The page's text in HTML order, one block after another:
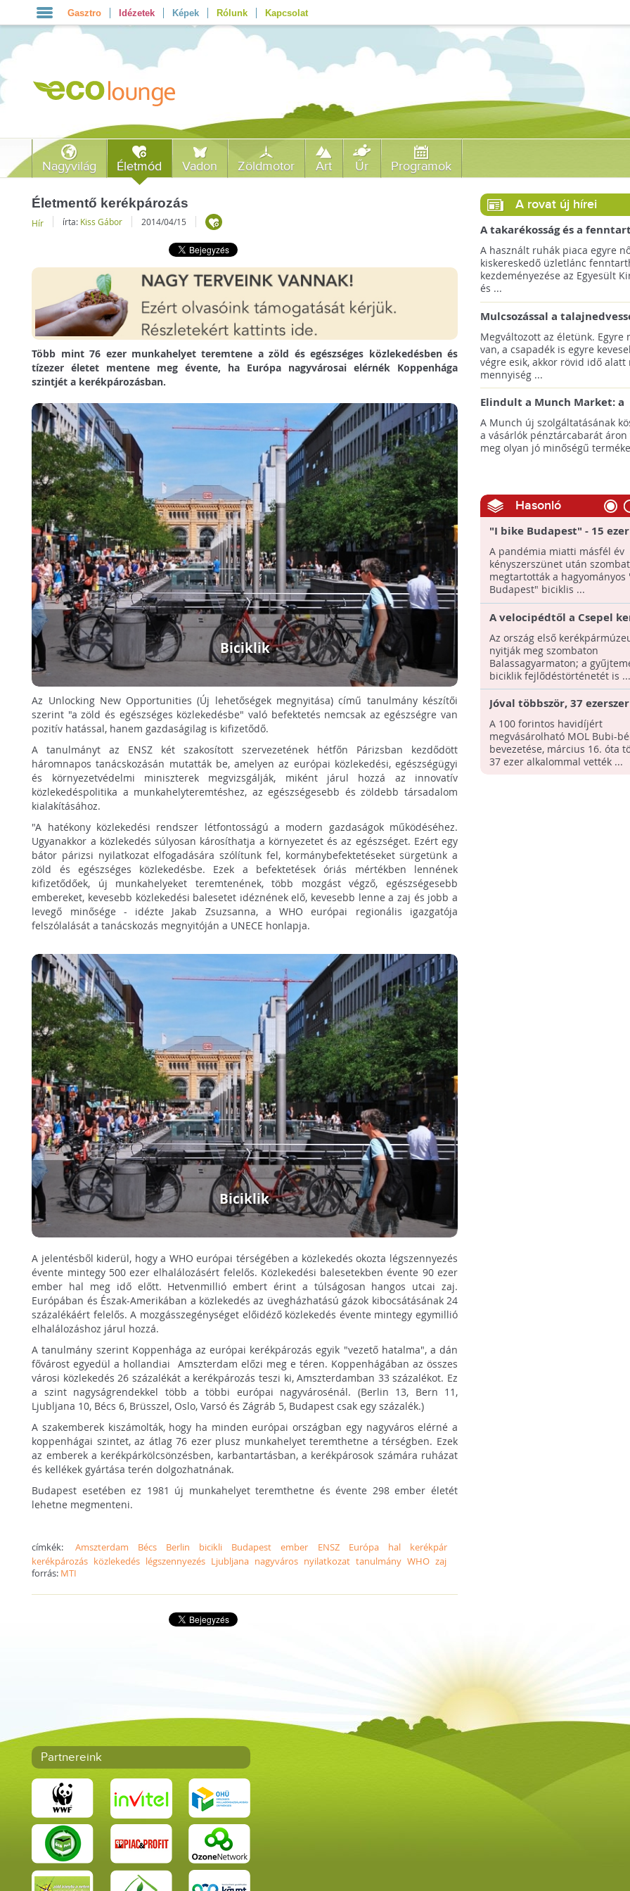
Gasztro Idézetek Képek Rólunk Kapcsolat
Nagyvilág Életmód Vadon Zöldmotor Art Űr Programok
Életmentő kerékpározás
Hír írta: Kiss Gábor 2014/04/15
Több mint 76 ezer munkahelyet teremtene a zöld és egészséges közlekedésben és
tízezer életet mentene meg évente, ha Európa nagyvárosai elérnék Koppenhága
szintjét a kerékpározásban.
Biciklik
Az Unlocking New Opportunities (Új lehetőségek megnyitása) című tanulmány készítői
szerint "a zöld és egészséges közlekedésbe" való befektetés nemcsak az egészségre van
pozitív hatással, hanem gazdaságilag is kifizetődő.
A tanulmányt az ENSZ két szakosított szervezetének hétfőn Párizsban kezdődött
háromnapos tanácskozásán mutatták be, amelyen az európai közlekedési, egészségügyi
és környezetvédelmi miniszterek megvizsgálják, miként járul hozzá az innovatív
közlekedéspolitika a munkahelyteremtéshez, az egészségesebb és zöldebb társadalom
kialakításához.
"A hatékony közlekedési rendszer létfontosságú a modern gazdaságok működéséhez.
Ugyanakkor a közlekedés súlyosan károsíthatja a környezetet és az egészséget. Ezért egy
bátor párizsi nyilatkozat elfogadására szólítunk fel, kormánybefektetéseket sürgetünk a
zöld és egészséges közlekedésbe. Ezek a befektetések óriás mértékben lennének
kifizetődőek, új munkahelyeket teremtenének, több mozgást végző, egészségesebb
embereket, kevesebb közlekedési balesetet idéznének elő, kevesebb lenne a zaj és jobb a
levegő minősége - idézte Jakab Zsuzsanna, a WHO európai regionális igazgatója
felszólalását a tanácskozás megnyitóján a UNECE honlapja.
Biciklik
A jelentésből kiderül, hogy a WHO európai térségében a közlekedés okozta légszennyezés
évente mintegy 500 ezer elhalálozásért felelős. Közlekedési balesetekben évente 90 ezer
ember hal meg idő előtt. Hetvenmillió embert érint a túlságosan hangos utcai zaj.
Európában és Észak-Amerikában a közlekedés az üvegházhatású gázok kibocsátásának 24
százalékáért felelős. A mozgásszegénységet előidéző közlekedés évente mintegy egymillió
elhalálozáshoz járul hozzá.
A tanulmány szerint Koppenhága az európai kerékpározás egyik "vezető hatalma", a dán
fővárost egyedül a hollandiai Amszterdam előzi meg e téren. Koppenhágában az összes
városi közlekedés 26 százalékát a kerékpározás teszi ki, Amszterdamban 33 százalékot. Ez
a szint nagyságrendekkel több a többi európai nagyvárosénál. (Berlin 13, Bern 11,
Ljubljana 10, Bécs 6, Brüsszel, Oslo, Varsó és Zágráb 5, Budapest csak egy százalék.)
A szakemberek kiszámolták, hogy ha minden európai országban egy nagyváros elérné a
koppenhágai szintet, az átlag 76 ezer plusz munkahelyet teremthetne a térségben. Ezek
az emberek a kerékpárkölcsönzésben, karbantartásban, a kerékpárosok számára ruházat
és kellékek gyártása terén dolgozhatnának.
Budapest esetében ez 1981 új munkahelyet teremthetne és évente 298 ember életét
lehetne megmenteni.
címkék: Amszterdam Bécs Berlin bicikli Budapest ember ENSZ Európa hal
kerékpár
kerékpározás közlekedés légszennyezés Ljubljana nagyváros nyilatkozat tanulmány WHO zaj
forrás: MTI
A rovat új hírei
A takarékosság és a
ösztönzésére a Zara 14
országra terjeszti ki
szolgáltatását!
A használt ruhák piaca egyre
kiskereskedő üzletlánc
kezdeményezése az Egyesült
és ...
Mulcsozással a
megtartásáért
Megváltozott az életünk. Egyre
van, a csapadék is egyre
végre esik, akkor rövid idő alatt
mennyiség ...
Elindult a Munch Market: a
pazarláscsökkentő piactér
A Munch új szolgáltatásának
a vásárlók pénztárcabarát áron
meg olyan jó minőségű
Hasonló
"I bike Budapest" - 15 ezer
kerékpáros vonult fel a
A pandémia miatti másfél év
kényszerszünet után
megtartották a hagyományos
Budapest" biciklis ...
A velocipédtől a Csepel
- Bicikli múzeum nyílik
Balassagyarmaton
Az ország első
nyitják meg szombaton
Balassagyarmaton; a
biciklik fejlődéstörténetét is ...
Jóval többször, 37
közbringákkal az elmúlt egy
hónapban
A 100 forintos havidíjért
megvásárolható MOL Bubi-
bevezetése, március 16. óta
37 ezer alkalommal vették ...
Partnereink